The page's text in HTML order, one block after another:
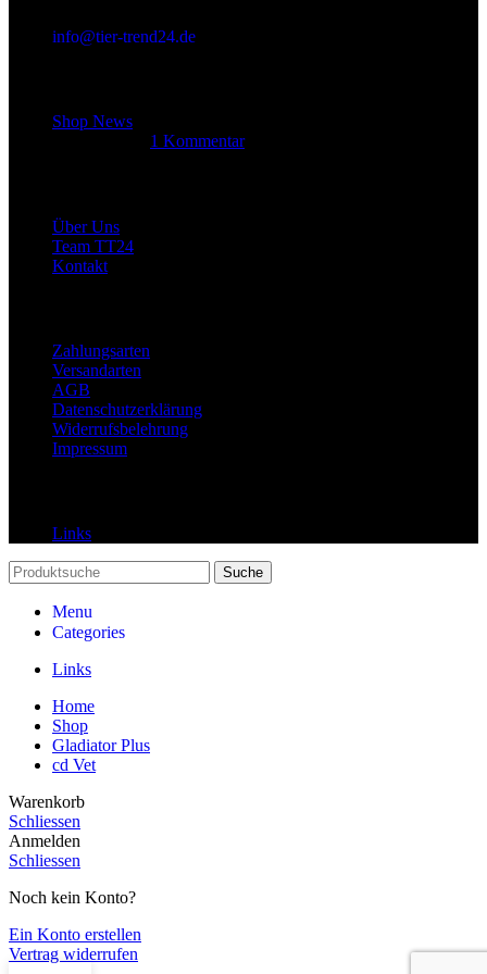
info@tier-trend24.de
Shop News
1 Kommentar
Über Uns
Team TT24
Kontakt
Zahlungsarten
Versandarten
AGB
Datenschutzerklärung
Widerrufsbelehrung
Impressum
Links
Suche
Menu
Categories
Links
Home
Shop
Gladiator Plus
cd Vet
Warenkorb
Schliessen
Anmelden
Schliessen
Noch kein Konto?
Ein Konto erstellen
Vertrag widerrufen